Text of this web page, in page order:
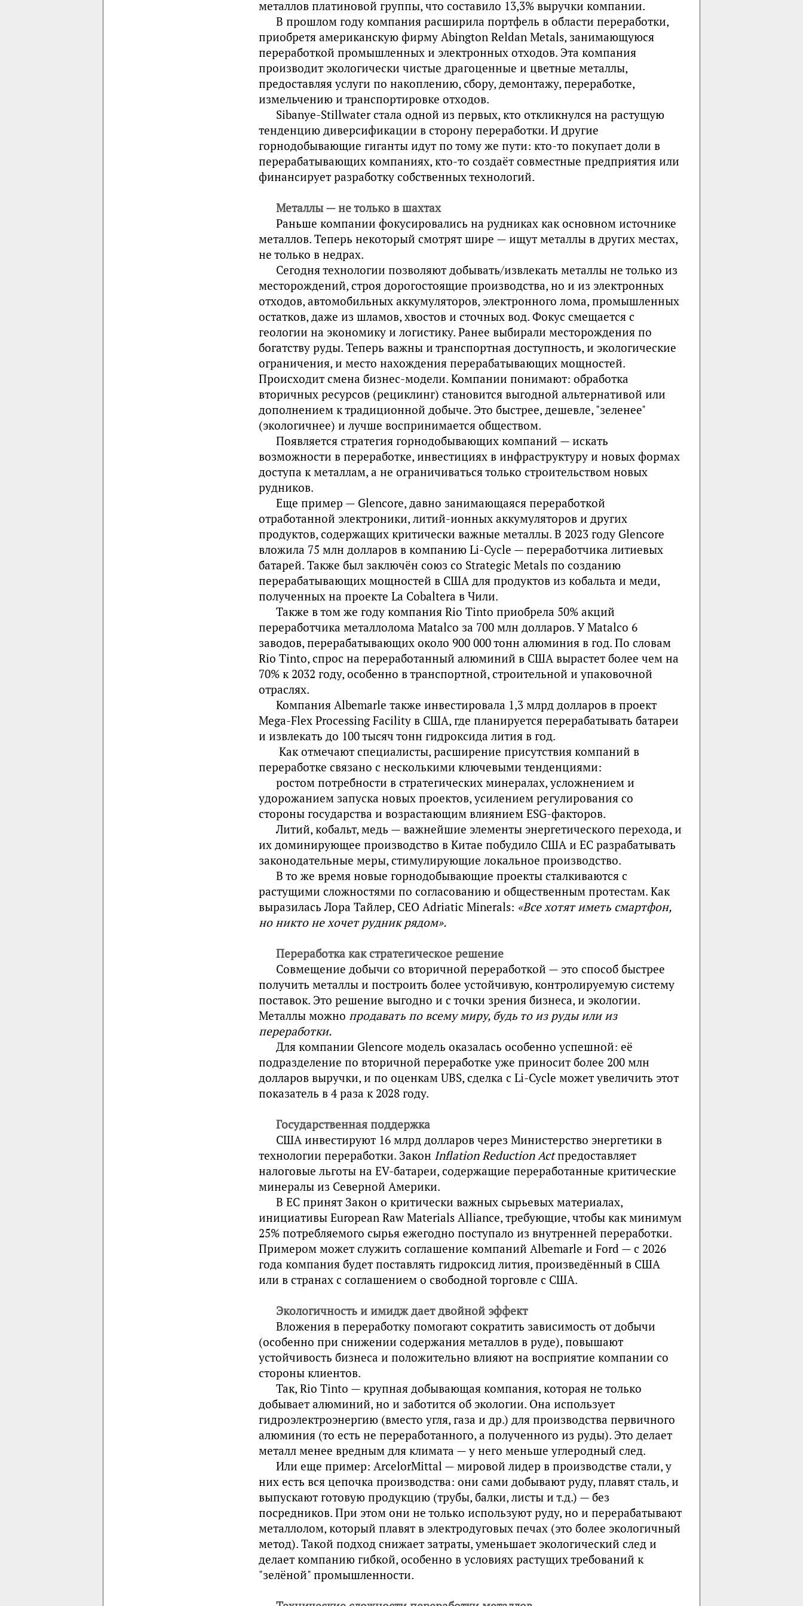
металлов платиновой группы, что составило 13,3% выручки компании.
В прошлом году компания расширила портфель в области переработки,
приобретя американскую фирму Abington Reldan Metals, занимающуюся
переработкой промышленных и электронных отходов. Эта компания
производит экологически чистые драгоценные и цветные металлы,
предоставляя услуги по накоплению, сбору, демонтажу, переработке,
измельчению и транспортировке отходов.
Sibanye-Stillwater стала одной из первых, кто откликнулся на растущую
тенденцию диверсификации в сторону переработки. И другие
горнодобывающие гиганты идут по тому же пути: кто-то покупает доли в
перерабатывающих компаниях, кто-то создаёт совместные предприятия или
финансирует разработку собственных технологий.
Металлы — не только в шахтах
Раньше компании фокусировались на рудниках как основном источнике
металлов. Теперь некоторый смотрят шире — ищут металлы в других местах,
не только в недрах.
Сегодня технологии позволяют добывать/извлекать металлы не только из
месторождений, строя дорогостоящие производства, но и из электронных
отходов, автомобильных аккумуляторов, электронного лома, промышленных
остатков, даже из шламов, хвостов и сточных вод. Фокус смещается с
геологии на экономику и логистику. Ранее выбирали месторождения по
богатству руды. Теперь важны и транспортная доступность, и экологические
ограничения, и место нахождения перерабатывающих мощностей.
Происходит смена бизнес-модели. Компании понимают: обработка
вторичных ресурсов (рециклинг) становится выгодной альтернативой или
дополнением к традиционной добыче. Это быстрее, дешевле, "зеленее"
(экологичнее) и лучше воспринимается обществом.
Появляется стратегия горнодобывающих компаний — искать
возможности в переработке, инвестициях в инфраструктуру и новых формах
доступа к металлам, а не ограничиваться только строительством новых
рудников.
Еще пример — Glencore, давно занимающаяся переработкой
отработанной электроники, литий-ионных аккумуляторов и других
продуктов, содержащих критически важные металлы. В 2023 году Glencore
вложила 75 млн долларов в компанию Li-Cycle — переработчика литиевых
батарей. Также был заключён союз со Strategic Metals по созданию
перерабатывающих мощностей в США для продуктов из кобальта и меди,
полученных на проекте La Cobaltera в Чили.
Также в том же году компания Rio Tinto приобрела 50% акций
переработчика металлолома Matalco за 700 млн долларов. У Matalco 6
заводов, перерабатывающих около 900 000 тонн алюминия в год. По словам
Rio Tinto, спрос на переработанный алюминий в США вырастет более чем на
70% к 2032 году, особенно в транспортной, строительной и упаковочной
отраслях.
Компания Albemarle также инвестировала 1,3 млрд долларов в проект
Mega-Flex Processing Facility в США, где планируется перерабатывать батареи
и извлекать до 100 тысяч тонн гидроксида лития в год.
Как отмечают специалисты, расширение присутствия компаний в
переработке связано с несколькими ключевыми тенденциями:
ростом потребности в стратегических минералах, усложнением и
удорожанием запуска новых проектов, усилением регулирования со
стороны государства и возрастающим влиянием ESG-факторов.
Литий, кобальт, медь — важнейшие элементы энергетического перехода, и
их доминирующее производство в Китае побудило США и ЕС разрабатывать
законодательные меры, стимулирующие локальное производство.
В то же время новые горнодобывающие проекты сталкиваются с
растущими сложностями по согласованию и общественным протестам. Как
выразилась Лора Тайлер, CEO Adriatic Minerals: «Все хотят иметь смартфон,
но никто не хочет рудник рядом».
Переработка как стратегическое решение
Совмещение добычи со вторичной переработкой — это способ быстрее
получить металлы и построить более устойчивую, контролируемую систему
поставок. Это решение выгодно и с точки зрения бизнеса, и экологии.
Металлы можно продавать по всему миру, будь то из руды или из
переработки.
Для компании Glencore модель оказалась особенно успешной: её
подразделение по вторичной переработке уже приносит более 200 млн
долларов выручки, и по оценкам UBS, сделка с Li-Cycle может увеличить этот
показатель в 4 раза к 2028 году.
Государственная поддержка
США инвестируют 16 млрд долларов через Министерство энергетики в
технологии переработки. Закон Inflation Reduction Actпредоставляет
налоговые льготы на EV-батареи, содержащие переработанные критические
минералы из Северной Америки.
В ЕС принят Закон о критически важных сырьевых материалах,
инициативы European Raw Materials Alliance, требующие, чтобы как минимум
25% потребляемого сырья ежегодно поступало из внутренней переработки.
Примером может служить соглашение компаний Albemarle и Ford — с 2026
года компания будет поставлять гидроксид лития, произведённый в США
или в странах с соглашением о свободной торговле с США.
Экологичность и имидж дает двойной эффект
Вложения в переработку помогают сократить зависимость от добычи
(особенно при снижении содержания металлов в руде), повышают
устойчивость бизнеса и положительно влияют на восприятие компании со
стороны клиентов.
Так, Rio Tinto — крупная добывающая компания, которая не только
добывает алюминий, но и заботится об экологии. Она использует
гидроэлектроэнергию (вместо угля, газа и др.) для производства первичного
алюминия (то есть не переработанного, а полученного из руды). Это делает
металл менее вредным для климата — у него меньше углеродный след.
Или еще пример: ArcelorMittal — мировой лидер в производстве стали, у
них есть вся цепочка производства: они сами добывают руду, плавят сталь, и
выпускают готовую продукцию (трубы, балки, листы и т.д.) — без
посредников. При этом они не только используют руду, но и перерабатывают
металлолом, который плавят в электродуговых печах (это более экологичный
метод). Такой подход снижает затраты, уменьшает экологический след и
делает компанию гибкой, особенно в условиях растущих требований к
"зелёной" промышленности.